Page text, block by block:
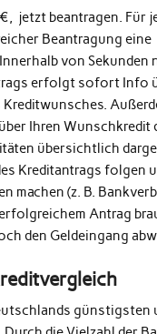
jetzt beantragen. Für
Beantragung eine
von Sekunden
erfolgt sofort Info
Ihren Wunschkredit
übersichtlich
Kreditantrags folgen
machen (z. B.
Antrag
den Geldeingang
günstigsten